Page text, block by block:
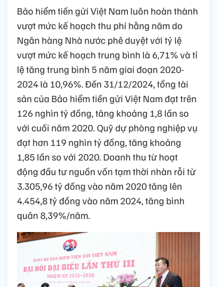
Bảo hiểm tiền gửi Việt Nam luôn hoàn thành
vượt mức kế hoạch thu phí hằng năm do
Ngân hàng Nhà nước phê duyệt với tỷ lệ
vượt mức kế hoạch trung bình là 6,71% và tỉ
lệ tăng trung bình 5 năm giai đoạn 2020-
2024 là 10,96%. Đến 31/12/2024, tổng tài
sản của Bảo hiểm tiền gửi Việt Nam đạt trên
126 nghìn tỷ đồng, tăng khoảng 1,8 lần so
với cuối năm 2020. Quỹ dự phòng nghiệp vụ
đạt hơn 119 nghìn tỷ đồng, tăng khoảng
1,85 lần so với 2020. Doanh thu từ hoạt
động đầu tư nguồn vốn tạm thời nhàn rỗi từ
3.305,96 tỷ đồng vào năm 2020 tăng lên
4.454,8 tỷ đồng vào năm 2024, tăng bình
quân 8,39%/năm.